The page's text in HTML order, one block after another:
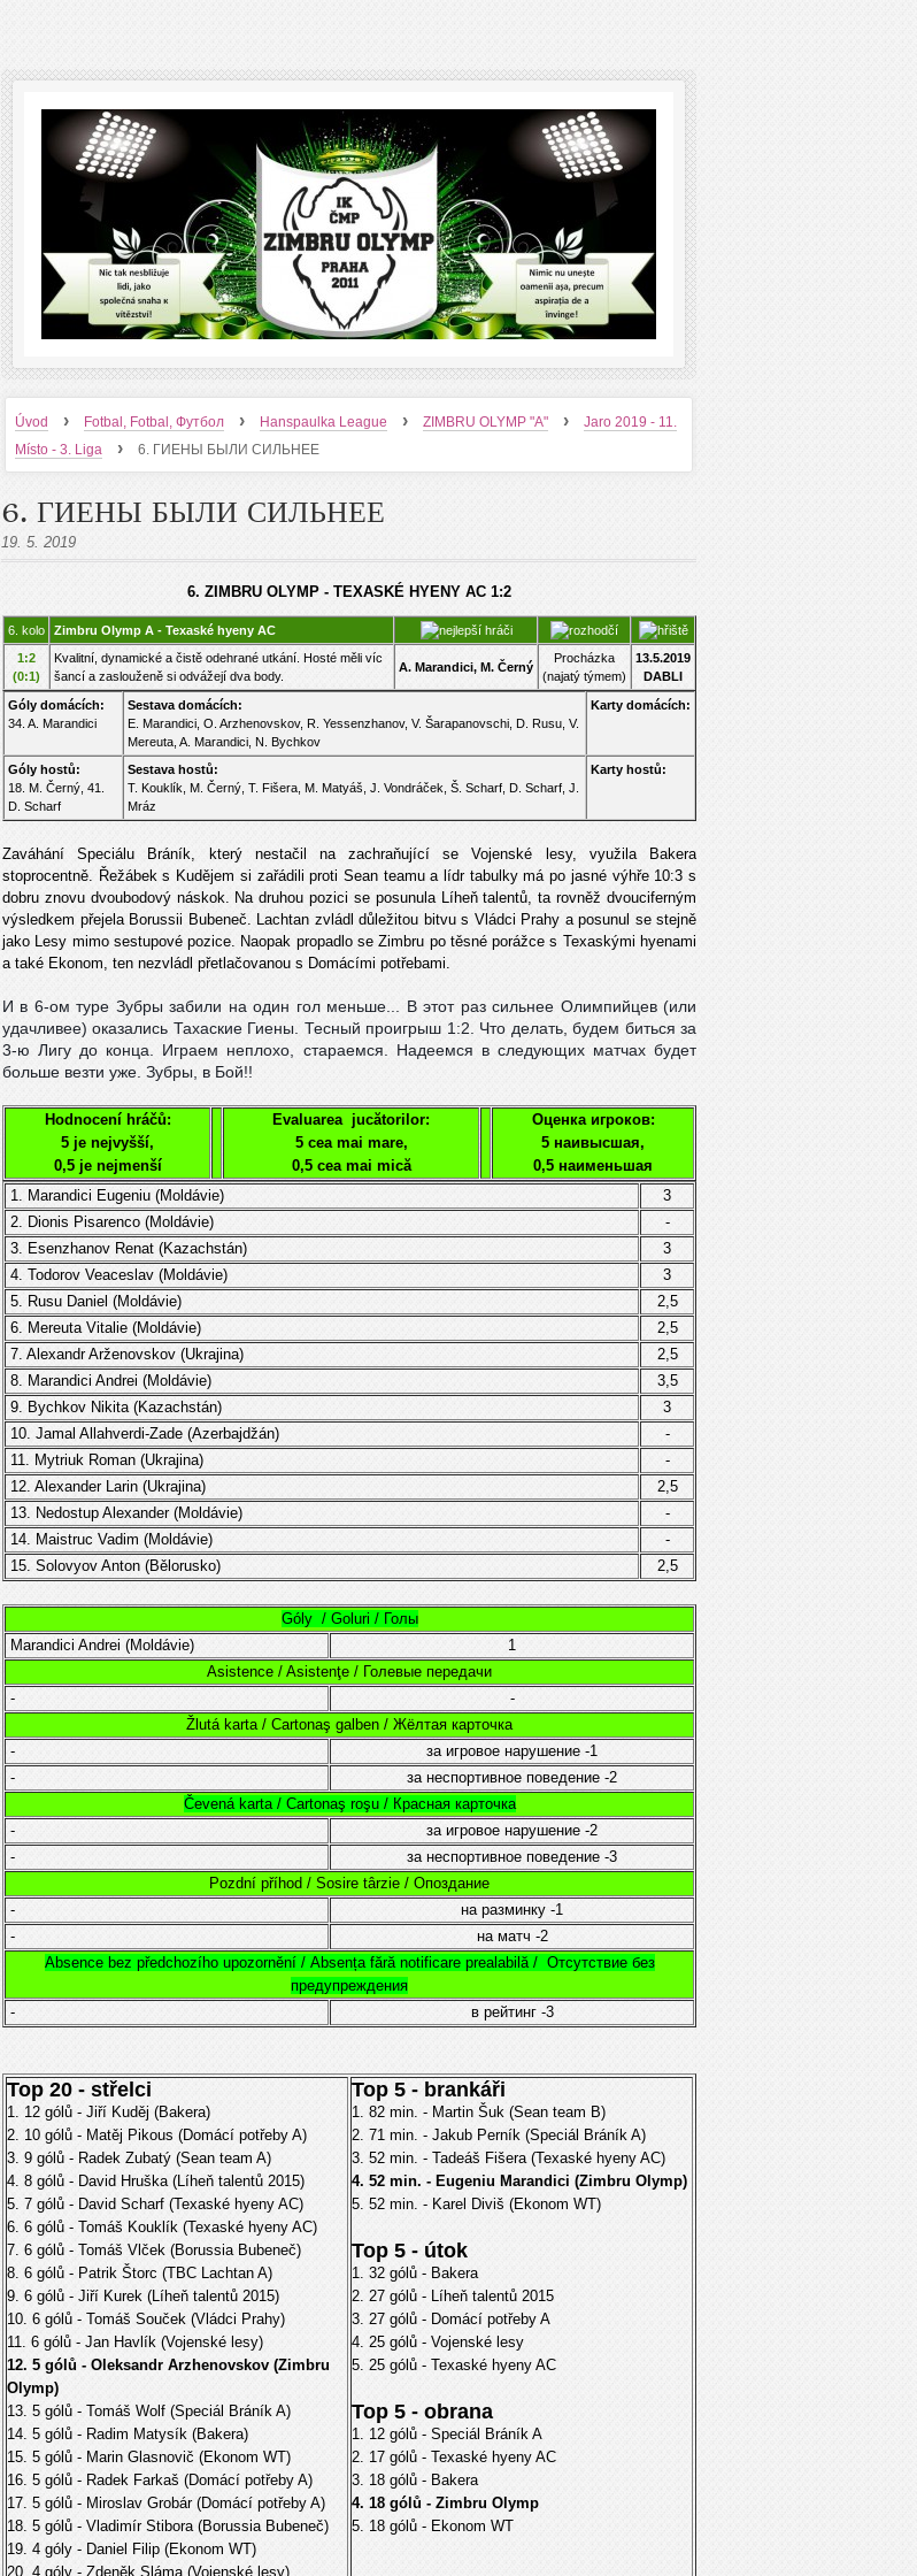
Úvod › Fotbal, Fotbal, Футбол › Hanspaulka League › ZIMBRU OLYMP "A" ›
Jaro 2019 - 11.
Místo - 3. Liga
› 6. ГИЕНЫ БЫЛИ СИЛЬНЕЕ
6. ГИЕНЫ БЫЛИ СИЛЬНЕЕ
19. 5. 2019
6. ZIMBRU OLYMP - TEXASKÉ HYENY AC 1:2
6. kolo
Zimbru Olymp A - Texaské hyeny AC
1:2
(0:1)
Kvalitní, dynamické a čistě odehrané utkání. Hosté měli víc
šancí a zaslouženě si odvážejí dva body.
A. Marandici, M. Černý
Procházka
(najatý týmem)
13.5.2019
DABLI
Góly domácích:
34. A. Marandici
Sestava domácích:
E. Marandici, O. Arzhenovskov, R. Yessenzhanov, V. Šarapanovschi, D. Rusu, V.
Mereuta, A. Marandici, N. Bychkov
Karty domácích:
Góly hostů:
18. M. Černý, 41.
D. Scharf
Sestava hostů:
T. Kouklík, M. Černý, T. Fišera, M. Matyáš, J. Vondráček, Š. Scharf, D. Scharf, J.
Mráz
Karty hostů:
Zaváhání Speciálu Bráník, který nestačil na zachraňující se Vojenské lesy, využila Bakera
stoprocentně. Řežábek s Kudějem si zařádili proti Sean teamu a lídr tabulky má po jasné výhře 10:3 s
dobru znovu dvoubodový náskok. Na druhou pozici se posunula Líheň talentů, ta rovněž dvouciferným
výsledkem přejela Borussii Bubeneč. Lachtan zvládl důležitou bitvu s Vládci Prahy a posunul se stejně
jako Lesy mimo sestupové pozice. Naopak propadlo se Zimbru po těsné porážce s Texaskými hyenami
a také Ekonom, ten nezvládl přetlačovanou s Domácími potřebami.
И в 6-ом туре Зубры забили на один гол меньше... В этот раз сильнее Олимпийцев (или
удачливее) оказались Тахаские Гиены. Тесный проигрыш 1:2. Что делать, будем биться за
3-ю Лигу до конца. Играем неплохо, стараемся. Надеемся в следующих матчах будет
больше везти уже. Зубры, в Бой!!
Hodnocení hráčů:
5 je nejvyšší,
0,5 je nejmenší
Evaluarea jucătorilor:
5 cea mai mare,
0,5 cea mai mică
Оценка игроков:
5 наивысшая,
0,5 наименьшая
1. Marandici Eugeniu (Moldávie)
3
2. Dionis Pisarenco (Moldávie)
-
3. Esenzhanov Renat (Kazachstán)
3
4. Todorov Veaceslav (Moldávie)
3
5. Rusu Daniel (Moldávie)
2,5
6. Mereuta Vitalie (Moldávie)
2,5
7. Alexandr Arženovskov (Ukrajina)
2,5
8. Marandici Andrei (Moldávie)
3,5
9. Bychkov Nikita (Kazachstán)
3
10. Jamal Allahverdi-Zade (Azerbajdžán)
-
11. Mytriuk Roman (Ukrajina)
-
12. Alexander Larin (Ukrajina)
2,5
13. Nedostup Alexander (Moldávie)
-
14. Maistruc Vadim (Moldávie)
-
15. Solovyov Anton (Bělorusko)
2,5
Góly / Goluri / Голы
Marandici Andrei (Moldávie)
1
Asistence / Asistenţe / Голевые передачи
-
-
Žlutá karta / Cartonaş galben / Жёлтая карточка
-
за игровое нарушение -1
-
за неспортивное поведение -2
Čevená karta / Cartonaş roşu / Красная карточка
-
за игровое нарушение -2
-
за неспортивное поведение -3
Pozdní příhod / Sosire târzie / Опоздание
-
на разминку -1
-
на матч -2
Absence bez předchozího upozornění / Absența fără notificare prealabilă / Отсутствие без
предупреждения
-
в рейтинг -3
Top 20 - střelci
1. 12 gólů - Jiří Kuděj (Bakera)
2. 10 gólů - Matěj Pikous (Domácí potřeby A)
3. 9 gólů - Radek Zubatý (Sean team A)
4. 8 gólů - David Hruška (Líheň talentů 2015)
5. 7 gólů - David Scharf (Texaské hyeny AC)
6. 6 gólů - Tomáš Kouklík (Texaské hyeny AC)
7. 6 gólů - Tomáš Vlček (Borussia Bubeneč)
8. 6 gólů - Patrik Štorc (TBC Lachtan A)
9. 6 gólů - Jiří Kurek (Líheň talentů 2015)
10. 6 gólů - Tomáš Souček (Vládci Prahy)
11. 6 gólů - Jan Havlík (Vojenské lesy)
12. 5 gólů - Oleksandr Arzhenovskov (Zimbru
Olymp)
13. 5 gólů - Tomáš Wolf (Speciál Bráník A)
14. 5 gólů - Radim Matysík (Bakera)
15. 5 gólů - Marin Glasnovič (Ekonom WT)
16. 5 gólů - Radek Farkaš (Domácí potřeby A)
17. 5 gólů - Miroslav Grobár (Domácí potřeby A)
18. 5 gólů - Vladimír Stibora (Borussia Bubeneč)
19. 4 góly - Daniel Filip (Ekonom WT)
20. 4 góly - Zdeněk Sláma (Vojenské lesy)
Top 5 - brankáři
1. 82 min. - Martin Šuk (Sean team B)
2. 71 min. - Jakub Perník (Speciál Bráník A)
3. 52 min. - Tadeáš Fišera (Texaské hyeny AC)
4. 52 min. - Eugeniu Marandici (Zimbru Olymp)
5. 52 min. - Karel Diviš (Ekonom WT)
Top 5 - útok
1. 32 gólů - Bakera
2. 27 gólů - Líheň talentů 2015
3. 27 gólů - Domácí potřeby A
4. 25 gólů - Vojenské lesy
5. 25 gólů - Texaské hyeny AC
Top 5 - obrana
1. 12 gólů - Speciál Bráník A
2. 17 gólů - Texaské hyeny AC
3. 18 gólů - Bakera
4. 18 gólů - Zimbru Olymp
5. 18 gólů - Ekonom WT